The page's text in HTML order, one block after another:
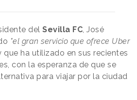
del Sevilla FC, José
"el gran servicio que ofrece Uber
que ha utilizado en sus recientes
con la esperanza de que se
para viajar por la ciudad